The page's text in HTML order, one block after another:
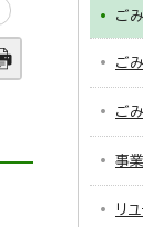
ご
ご
ご
事
リ